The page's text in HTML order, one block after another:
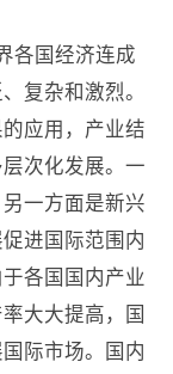
各国经济连成
复杂和激烈。
应用，产业结
次化发展。一
一方面是新兴
进国际范围内
各国国内产业
大大提高，国
际市场。国内